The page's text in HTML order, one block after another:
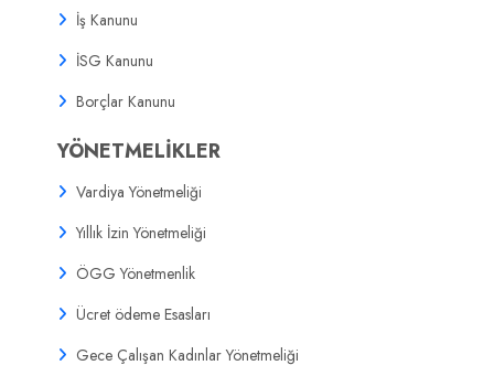
İş Kanunu
İSG Kanunu
Borçlar Kanunu
YÖNETMELİKLER
Vardiya Yönetmeliği
Yıllık İzin Yönetmeliği
ÖGG Yönetmenlik
Ücret ödeme Esasları
Gece Çalışan Kadınlar Yönetmeliği